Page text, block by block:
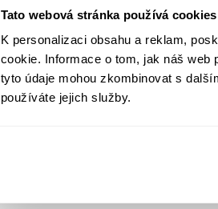
Tato webová stránka používá cookies
K personalizaci obsahu a reklam,
cookie. Informace o tom, jak náš
tyto údaje mohou zkombinovat s
používáte jejich služby.